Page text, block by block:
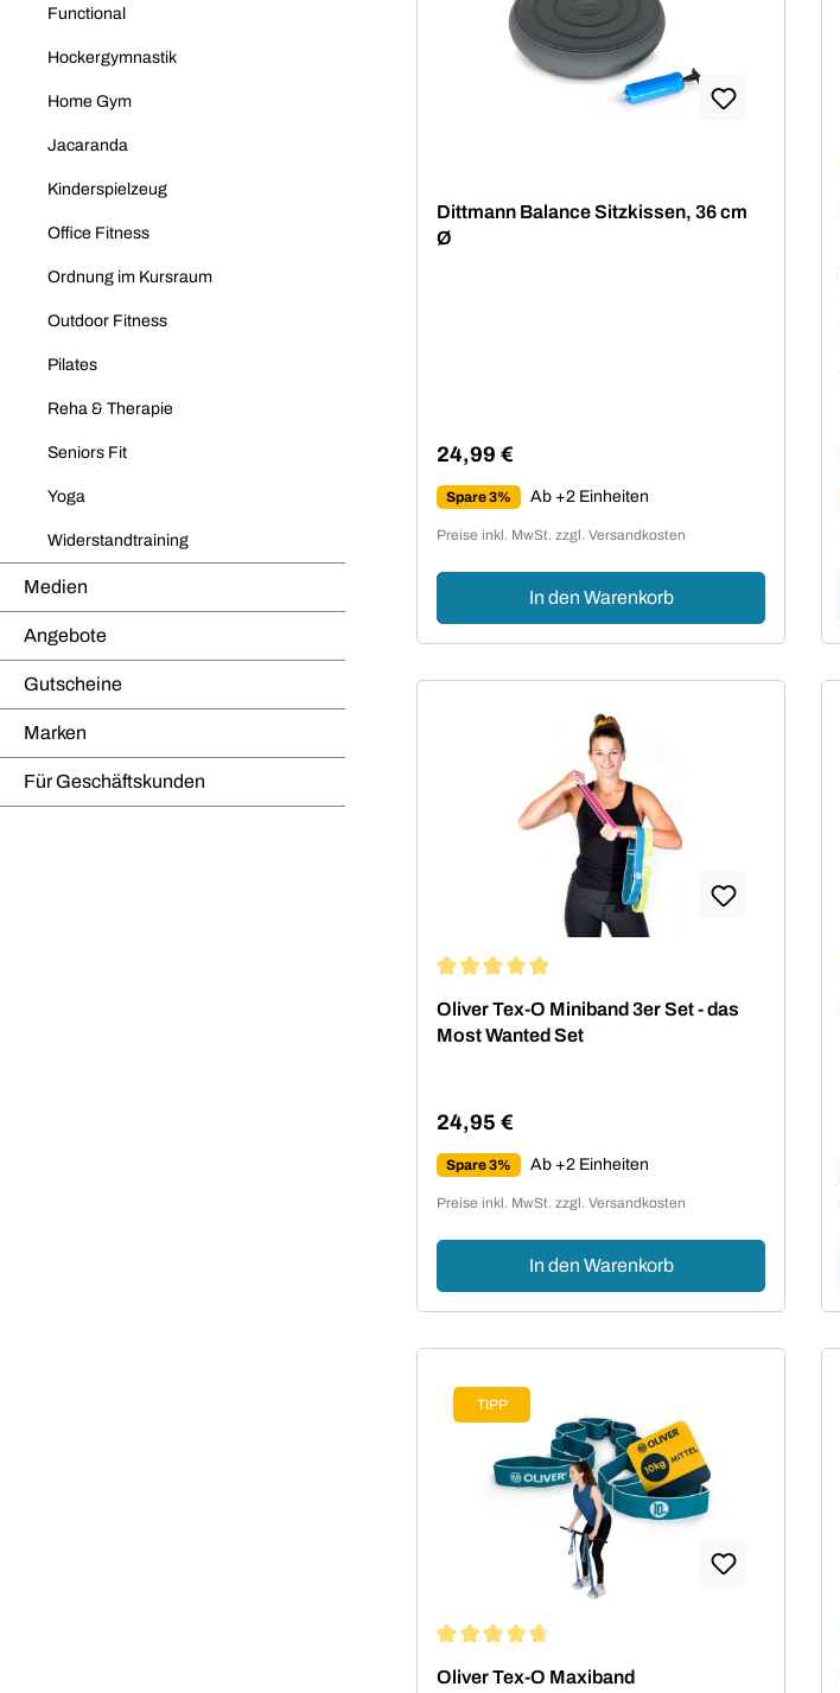
Functional
Hockergymnastik
Home Gym
Jacaranda
Kinderspielzeug
Office Fitness
Ordnung im Kursraum
Outdoor Fitness
Pilates
Reha & Therapie
Seniors Fit
Yoga
Widerstandtraining
Medien
Angebote
Gutscheine
Marken
Für Geschäftskunden
Dittmann Balance Sitzkissen, 36 cm
Ø
Regulärer Preis:
24,99 €
Spare 3% Ab +2 Einheiten
Preise inkl. MwSt. zzgl. Versandkosten
In den Warenkorb
Oliver Tex-O Miniband 3er Set - das
Most Wanted Set
Regulärer Preis:
24,95 €
Spare 3% Ab +2 Einheiten
Preise inkl. MwSt. zzgl. Versandkosten
In den Warenkorb
TIPP
Oliver Tex-O Maxiband